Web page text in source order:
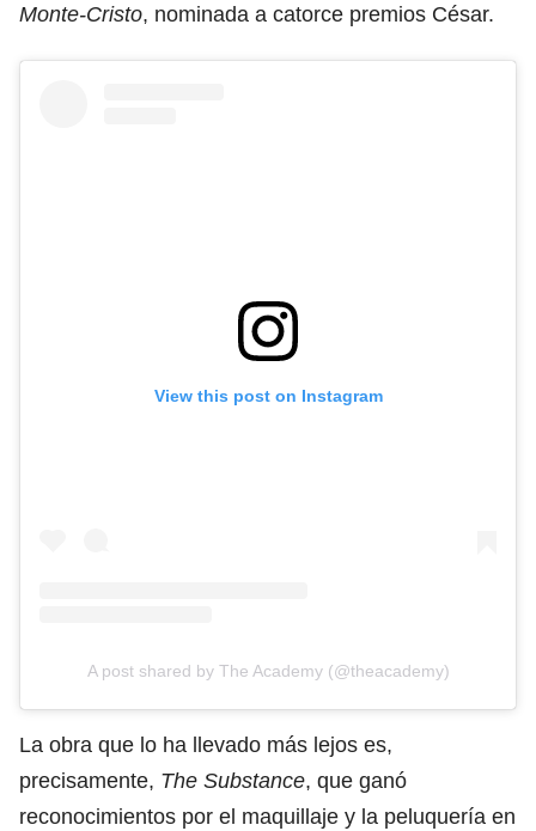
Monte-Cristo, nominada a catorce premios César.
View this post on Instagram
A post shared by The Academy (@theacademy)
La obra que lo ha llevado más lejos es,
precisamente, The Substance, que ganó
reconocimientos por el maquillaje y la peluquería en